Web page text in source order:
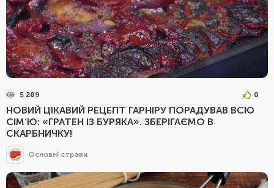
5 289 0
НОВИЙ ЦІКАВИЙ РЕЦЕПТ ГАРНІРУ ПОРАДУВАВ ВСЮ
СІМ’Ю: «ГРАТЕН ІЗ БУРЯКА». ЗБЕРІГАЄМО В
СКАРБНИЧКУ!
Основні страви